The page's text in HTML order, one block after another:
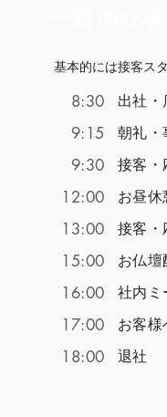
基本的には接客ス
8:30
出社
9:15
朝礼・
9:30
接客・
12:00
お昼休
13:00
接客・
15:00
お仏壇
16:00
社内ミ
17:00
お客
18:00
退社